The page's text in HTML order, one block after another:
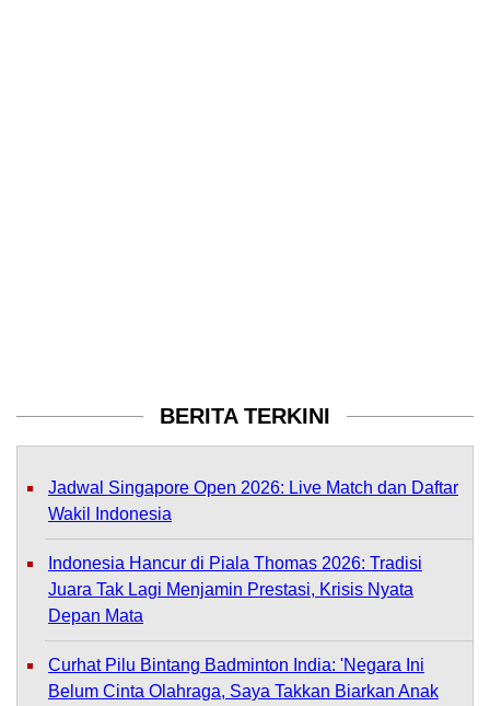
BERITA TERKINI
Jadwal Singapore Open 2026: Live Match dan Daftar
Wakil Indonesia
Indonesia Hancur di Piala Thomas 2026: Tradisi
Juara Tak Lagi Menjamin Prestasi, Krisis Nyata
Depan Mata
Curhat Pilu Bintang Badminton India: 'Negara Ini
Belum Cinta Olahraga, Saya Takkan Biarkan Anak